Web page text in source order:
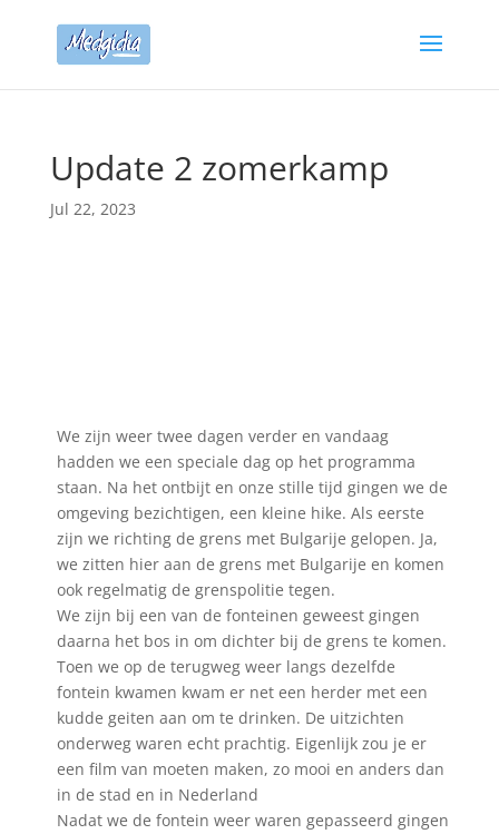
Update 2 zomerkamp
Jul 22, 2023
We zijn weer twee dagen verder en vandaag
hadden we een speciale dag op het programma
staan. Na het ontbijt en onze stille tijd gingen we de
omgeving bezichtigen, een kleine hike. Als eerste
zijn we richting de grens met Bulgarije gelopen. Ja,
we zitten hier aan de grens met Bulgarije en komen
ook regelmatig de grenspolitie tegen.
We zijn bij een van de fonteinen geweest gingen
daarna het bos in om dichter bij de grens te komen.
Toen we op de terugweg weer langs dezelfde
fontein kwamen kwam er net een herder met een
kudde geiten aan om te drinken. De uitzichten
onderweg waren echt prachtig. Eigenlijk zou je er
een film van moeten maken, zo mooi en anders dan
in de stad en in Nederland
Nadat we de fontein weer waren gepasseerd gingen